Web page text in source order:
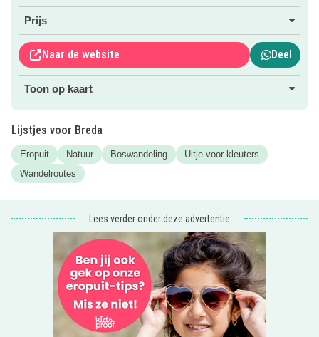
restaurant naar het natuurgebied.
Als je terug bent, verwen je jezelf en de kids met een
hapje eten bij DeMoerse Bossen
. De kinderen kunnen
daar ook nog verder spelen in de speeltuin!
PS Is je dochter of zoon bijna jarig? Kijk dan eens in onze
Prijs
Naar de website Deel
Toon op kaart
Lijstjes voor Breda
Eropuit Natuur Boswandeling
Uitje voor kleuters
Wandelroutes
Lees verder onder deze advertentie